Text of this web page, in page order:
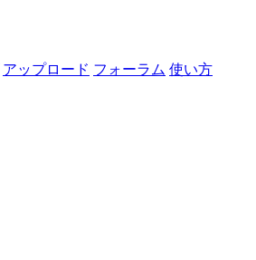
アップロード フォーラム 使い方